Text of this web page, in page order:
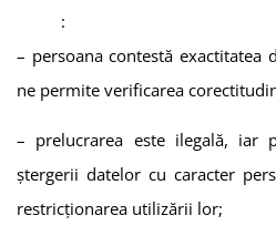
:
– persoana contestă exactitatea
ne permite verificarea
– prelucrarea este ilegală, iar
ștergerii datelor cu caracter
restricționarea utilizării lor;